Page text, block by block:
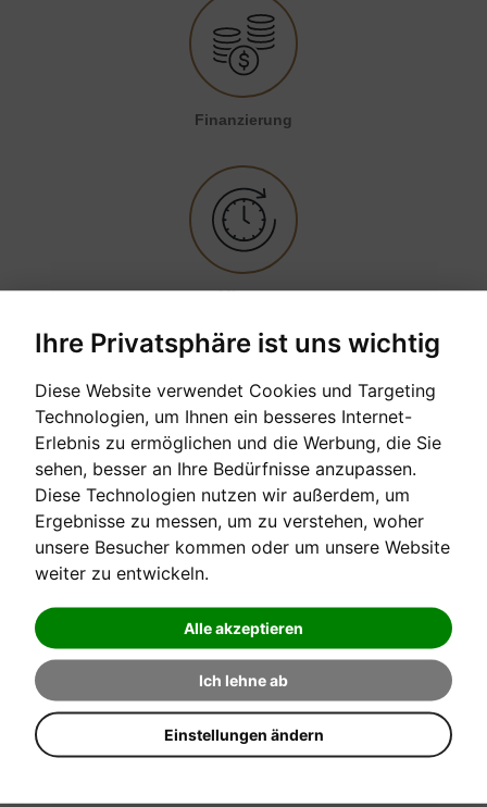
Ihre Privatsphäre ist uns wichtig
Diese Website verwendet Cookies und Targeting
Technologien, um Ihnen ein besseres Internet-
Erlebnis zu ermöglichen und die Werbung, die Sie
sehen, besser an Ihre Bedürfnisse anzupassen.
Diese Technologien nutzen wir außerdem, um
Ergebnisse zu messen, um zu verstehen, woher
unsere Besucher kommen oder um unsere Website
weiter zu entwickeln.
Alle akzeptieren
Ich lehne ab
Einstellungen ändern
Finanzierung
Mieten
Rückkaufgarantie
Anfrage senden
Absenden
Anfrage senden
Celesta Modell Studio
Tastenumfang 5 1/2 Oktaven
Diese einzigartige Celesta wurde von Schiedmayer extra
für die großen Konzert- und Opernsäle der Welt entwickelt.
Durch seine größeren Resonatoren, die breiteren und
dickeren Klangplatten, sowie die für eine Celesta